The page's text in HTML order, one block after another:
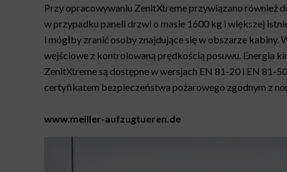
Przy opracowywaniu ZenitXtreme przywiązano również
w przypadku paneli drzwi o masie 1600 kg i większej
i mógłby zranić osoby znajdujące się w obszarze
wejściowe z kontrolowaną prędkością posuwu. Energia
ZenitXtreme są dostępne w wersjach EN 81-20 i EN 81-
certyfikatem bezpieczeństwa pożarowego zgodnym z
www.meiller-aufzugtueren.de